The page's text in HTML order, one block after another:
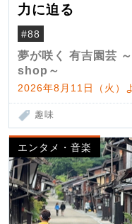
力に迫る
#88
夢が咲く 有吉園芸
shop～
2026年8月11日（火）
趣味
エンタメ・音楽